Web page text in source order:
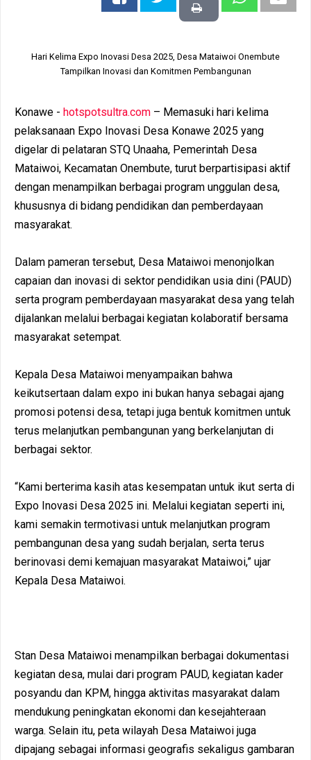
Hari Kelima Expo Inovasi Desa 2025, Desa Mataiwoi Onembute
Tampilkan Inovasi dan Komitmen Pembangunan
Konawe - hotspotsultra.com – Memasuki hari kelima
pelaksanaan Expo Inovasi Desa Konawe 2025 yang
digelar di pelataran STQ Unaaha, Pemerintah Desa
Mataiwoi, Kecamatan Onembute, turut berpartisipasi aktif
dengan menampilkan berbagai program unggulan desa,
khususnya di bidang pendidikan dan pemberdayaan
masyarakat.
Dalam pameran tersebut, Desa Mataiwoi menonjolkan
capaian dan inovasi di sektor pendidikan usia dini (PAUD)
serta program pemberdayaan masyarakat desa yang telah
dijalankan melalui berbagai kegiatan kolaboratif bersama
masyarakat setempat.
Kepala Desa Mataiwoi menyampaikan bahwa
keikutsertaan dalam expo ini bukan hanya sebagai ajang
promosi potensi desa, tetapi juga bentuk komitmen untuk
terus melanjutkan pembangunan yang berkelanjutan di
berbagai sektor.
“Kami berterima kasih atas kesempatan untuk ikut serta di
Expo Inovasi Desa 2025 ini. Melalui kegiatan seperti ini,
kami semakin termotivasi untuk melanjutkan program
pembangunan desa yang sudah berjalan, serta terus
berinovasi demi kemajuan masyarakat Mataiwoi,” ujar
Kepala Desa Mataiwoi.
Stan Desa Mataiwoi menampilkan berbagai dokumentasi
kegiatan desa, mulai dari program PAUD, kegiatan kader
posyandu dan KPM, hingga aktivitas masyarakat dalam
mendukung peningkatan ekonomi dan kesejahteraan
warga. Selain itu, peta wilayah Desa Mataiwoi juga
dipajang sebagai informasi geografis sekaligus gambaran